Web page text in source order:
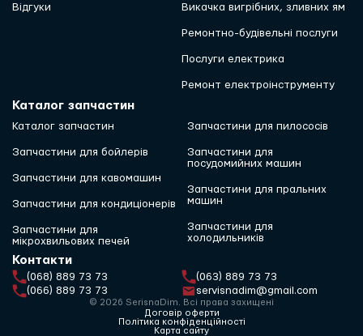
Відгуки Викачка вигрібних, зливних ям
Ремонтно-будівельні послуги
Послуги електрика
Ремонт електроінструменту
Каталог запчастин
Каталог запчастин
Запчастини для бойлерів
Запчастини для кавомашин
Запчастини для кондиціонерів
Запчастини для
мікрохвильових печей
Запчастини для пилососів
Запчастини для
посудомийних машин
Запчастини для пральних
машин
Запчастини для
холодильників
Контакти
(068) 889 73 73
(063) 889 73 73
(066) 889 73 73
servisnadim@gmail.com
© 2026 SerisnaDim. Всі права захищені
Договір оферти
Політика конфіденційності
Карта сайту